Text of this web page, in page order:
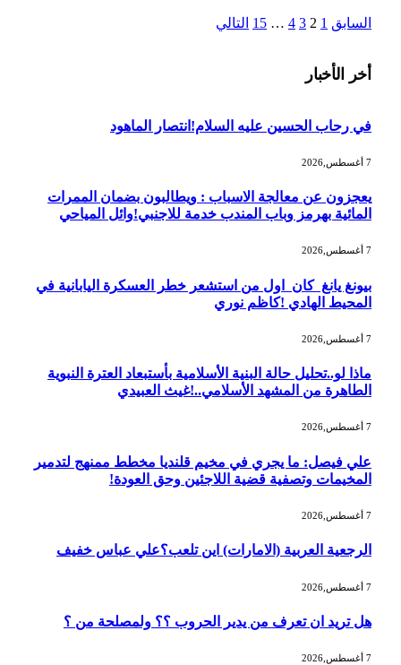
السابق 1
2
3
4
…
15 التالي
أخر الأخبار
في رحاب الحسين عليه السلام!انتصار الماهود
يعجزون عن معالجة الاسباب : ويطالبون بضمان الممرات
المائية بهرمز وباب المندب خدمة للاجنبي!وائل المياحي
بيونغ يانغ كان اول من استشعر خطر العسكرة اليابانية في
المحيط الهادي !كاظم نوري
ماذا لو..تحليل حالة البنية الأسلامية بأستبعاد العترة النبوية
الطاهرة من المشهد الأسلامي..!غيث العبيدي
علي فيصل: ما يجري في مخيم قلنديا مخطط ممنهج لتدمير
المخيمات وتصفية قضية اللاجئين وحق العودة!
الرجعية العربية (الامارات) اين تلعب؟علي عباس خفيف
هل تريد ان تعرف من يدير الحروب ؟؟ ولمصلحة من ؟